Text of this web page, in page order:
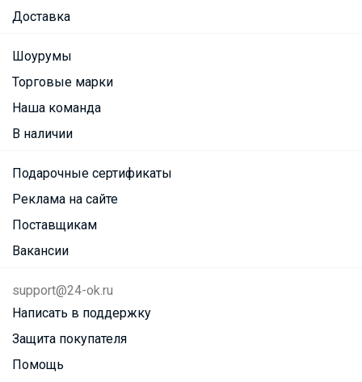
Доставка
Шоурумы
Торговые марки
Наша команда
В наличии
Подарочные сертификаты
Реклама на сайте
Поставщикам
Вакансии
support@24-ok.ru
Написать в поддержку
Защита покупателя
Помощь